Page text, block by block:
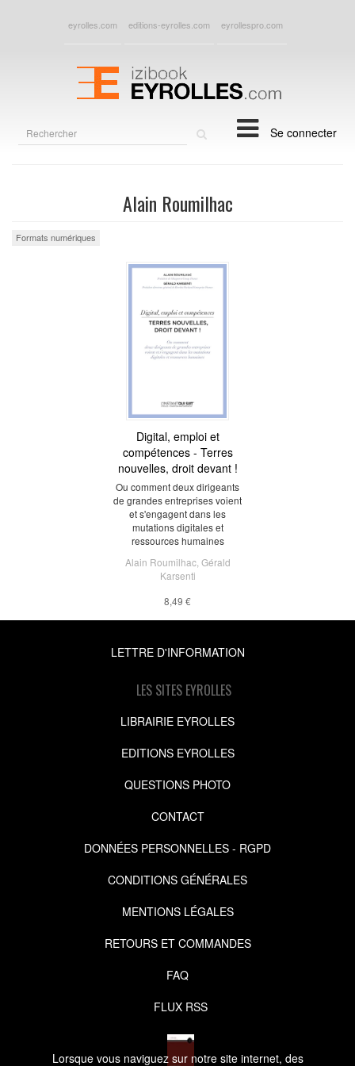
Lorsque vous naviguez sur notre site internet, des
eyrolles.com editions-eyrolles.com eyrollespro.com
Se connecter
Alain Roumilhac
Formats numériques
Digital, emploi et
compétences - Terres
nouvelles, droit devant !
Ou comment deux dirigeants
de grandes entreprises voient
et s'engagent dans les
mutations digitales et
ressources humaines
Alain Roumilhac, Gérald
Karsenti
8,49 €
LETTRE D'INFORMATION
LES SITES EYROLLES
LIBRAIRIE EYROLLES
EDITIONS EYROLLES
QUESTIONS PHOTO
CONTACT
DONNÉES PERSONNELLES - RGPD
CONDITIONS GÉNÉRALES
MENTIONS LÉGALES
RETOURS ET COMMANDES
FAQ
FLUX RSS